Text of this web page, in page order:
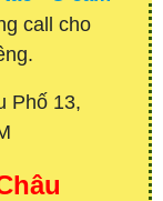
call cho
Phố 13,